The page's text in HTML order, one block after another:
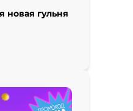
новая гульня